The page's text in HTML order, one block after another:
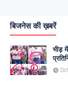
बिजनेस की ख़बरें
भीड़